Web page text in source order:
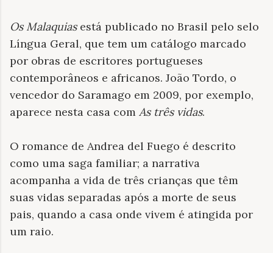
Os Malaquiasestá publicado no Brasil pelo selo
Língua Geral, que tem um catálogo marcado
por obras de escritores portugueses
contemporâneos e africanos. João Tordo, o
vencedor do Saramago em 2009, por exemplo,
aparece nesta casa com As três vidas.
O romance de Andrea del Fuego é descrito
como uma saga familiar; a narrativa
acompanha a vida de três crianças que têm
suas vidas separadas após a morte de seus
pais, quando a casa onde vivem é atingida por
um raio.